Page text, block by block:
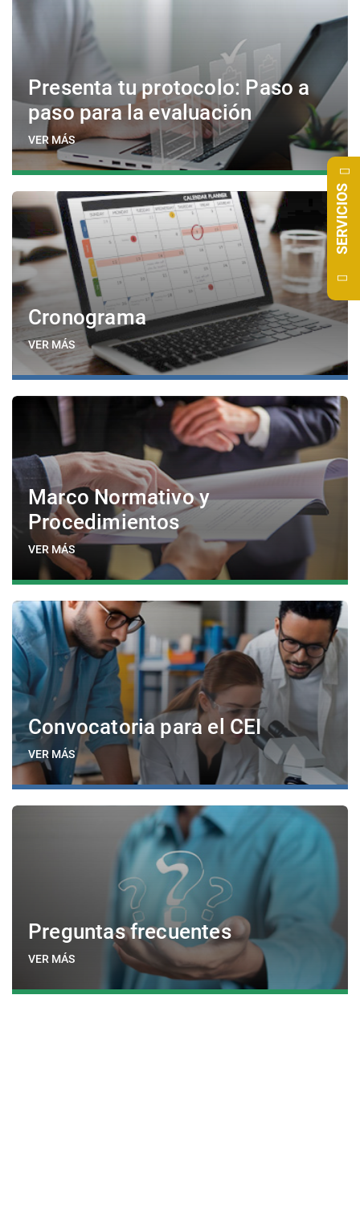
Presenta tu protocolo: Paso a
paso para la evaluación
VER MÁS
Cronograma
VER MÁS
Marco Normativo y
Procedimientos
VER MÁS
Convocatoria para el CEI
VER MÁS
Preguntas frecuentes
VER MÁS
SERVICIOS